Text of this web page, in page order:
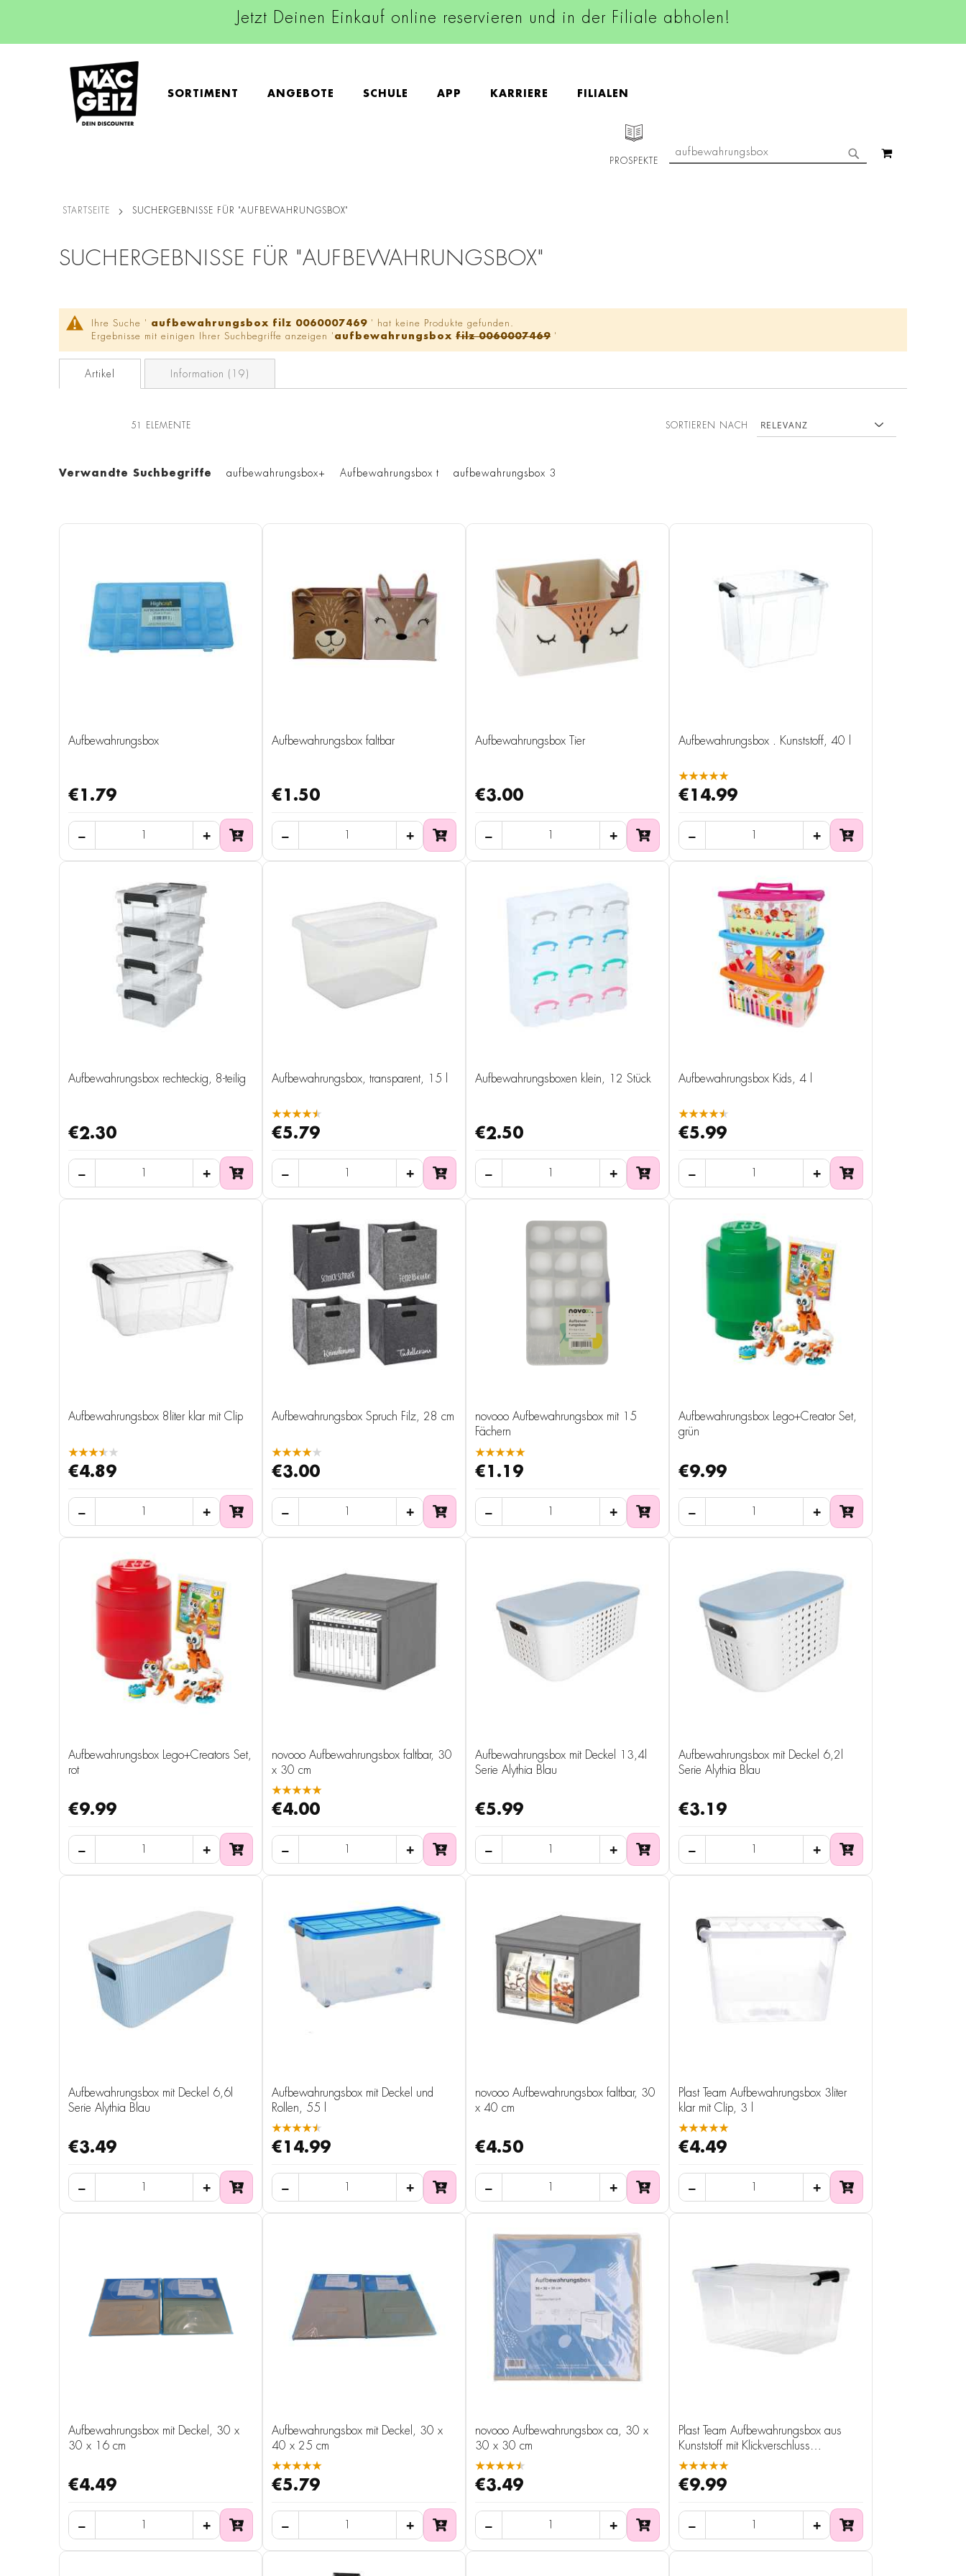
Jetzt Deinen Einkauf online reservieren und in der Filiale abholen!
SORTIMENT ANGEBOTE SCHULE APP KARRIERE FILIALEN
PROSPEKTE
SUCHE
STARTSEITE SUCHERGEBNISSE FÜR "AUFBEWAHRUNGSBOX"
SUCHERGEBNISSE FÜR "AUFBEWAHRUNGSBOX"
Ihre Suche ' aufbewahrungsbox filz 0060007469 ' hat keine Produkte gefunden.
Ergebnisse mit einigen Ihrer Suchbegriffe anzeigen ' aufbewahrungsbox filz 0060007469 '
Artikel Information (19)
51 ELEMENTE SORTIEREN NACH
Verwandte Suchbegriffe aufbewahrungsbox+ Aufbewahrungsbox t aufbewahrungsbox 3
Aufbewahrungsbox
€1.79
Aufbewahrungsbox faltbar
€1.50
Aufbewahrungsbox Tier
€3.00
Aufbewahrungsbox . Kunststoff, 40 l
★★★★★
€14.99
Aufbewahrungsbox rechteckig, 8-teilig
€2.30
Aufbewahrungsbox, transparent, 15 l
★★★★★
€5.79
Aufbewahrungsboxen klein, 12 Stück
€2.50
Aufbewahrungsbox Kids, 4 l
★★★★★
€5.99
Aufbewahrungsbox 8liter klar mit Clip
★★★★★
€4.89
Aufbewahrungsbox Spruch Filz, 28 cm
★★★★★
€3.00
novooo Aufbewahrungsbox mit 15
Fächern
★★★★★
€1.19
Aufbewahrungsbox Lego+Creator Set,
grün
€9.99
Aufbewahrungsbox Lego+Creators Set,
rot
€9.99
novooo Aufbewahrungsbox faltbar, 30
x 30 cm
★★★★★
€4.00
Aufbewahrungsbox mit Deckel 13,4l
Serie Alythia Blau
€5.99
Aufbewahrungsbox mit Deckel 6,2l
Serie Alythia Blau
€3.19
Aufbewahrungsbox mit Deckel 6,6l
Serie Alythia Blau
€3.49
Aufbewahrungsbox mit Deckel und
Rollen, 55 l
★★★★★
€14.99
novooo Aufbewahrungsbox faltbar, 30
x 40 cm
€4.50
Plast Team Aufbewahrungsbox 3liter
klar mit Clip, 3 l
★★★★★
€4.49
Aufbewahrungsbox mit Deckel, 30 x
30 x 16 cm
€4.49
Aufbewahrungsbox mit Deckel, 30 x
40 x 25 cm
★★★★★
€5.79
novooo Aufbewahrungsbox ca, 30 x
30 x 30 cm
★★★★★
€3.49
Plast Team Aufbewahrungsbox aus
Kunststoff mit Klickverschluss
transparent 30 Liter
★★★★★
€9.99